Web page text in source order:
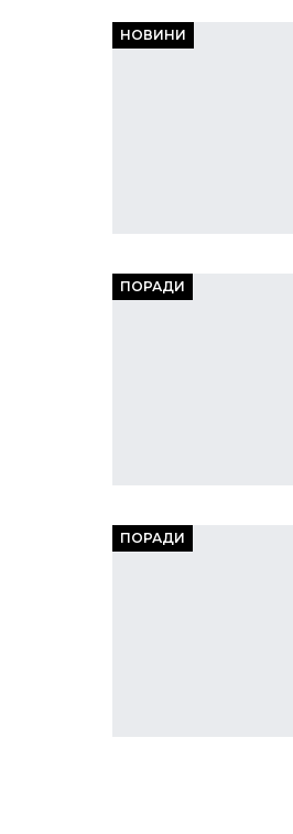
НОВИНИ
ПОРАДИ
ПОРАДИ